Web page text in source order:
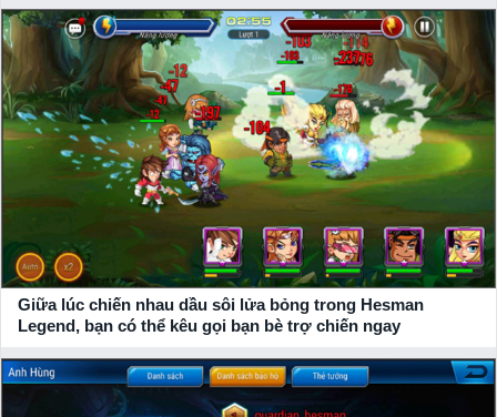
hiện đại hơn. Lúc này người chơi có thể gia tăng sức mạnh cho
đội hình của mình bằng cách chiêu mộ nhân vật mạnh hơn,
trang bị cho nhân vật các trang bị cao cấp hơn, tinh luyện trang
bị nhằm gia tăng chỉ số của trang bị. Học kỹ năng mới hoặc
nâng cấp kỹ năng đã có của nhân vật.
X
Giữa lúc chiến nhau dầu sôi lửa bỏng trong Hesman
Legend, bạn có thể kêu gọi bạn bè trợ chiến ngay